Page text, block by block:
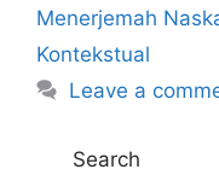
Menerjemah
Kontekstual
Leave a
Search